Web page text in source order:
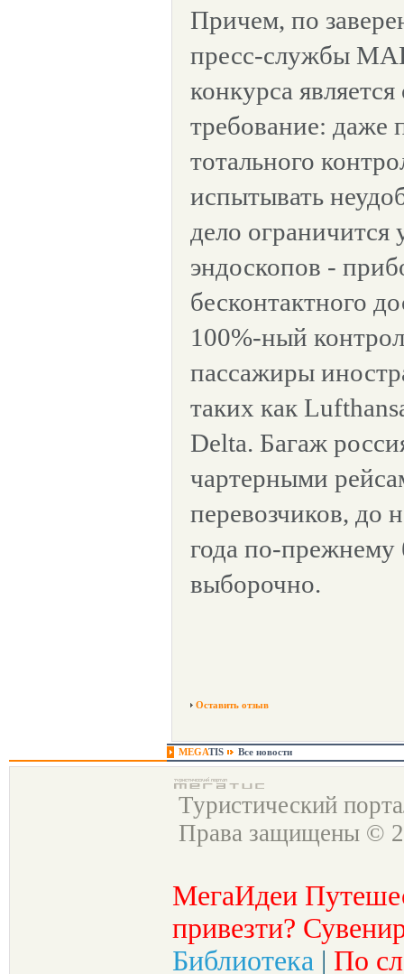
Причем, по
пресс-службы
конкурса
требование: даже
тотального
испытывать
дело ограничится
эндоскопов -
бесконтактного
100%-ный
пассажиры
таких как
Delta. Багаж
чартерными
перевозчиков, до
года по-прежнему
выборочно.
Оставить отзыв
MEGATIS Все новости
Туристический
Права защищены ©
МегаИдеи
привезти?
Библиотека | По